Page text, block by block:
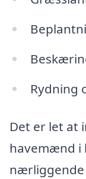
Rydning
Det er let at
havemænd i
nærliggende